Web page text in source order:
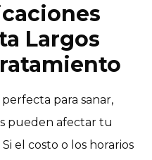
Largos
para sanar,
pueden afectar tu
el costo o los horarios